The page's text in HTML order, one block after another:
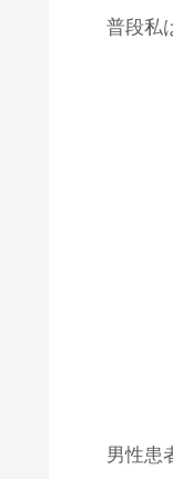
普段私
男性患